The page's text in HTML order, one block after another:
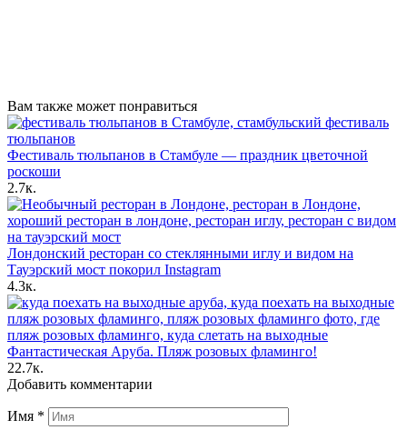
Вам также может понравиться
Фестиваль тюльпанов в Стамбуле — праздник цветочной
роскоши
2.7к.
Лондонский ресторан со стеклянными иглу и видом на
Тауэрский мост покорил Instagram
4.3к.
Фантастическая Аруба. Пляж розовых фламинго!
22.7к.
Добавить комментарии
Имя *